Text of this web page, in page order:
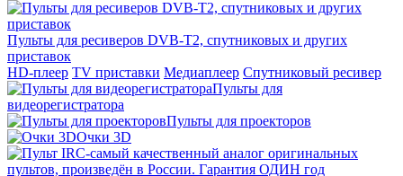
Пульты для ресиверов DVB-T2, спутниковых и других
приставок
HD-плеер TV приставки Медиаплеер Спутниковый ресивер
Пульты для
видеорегистратора
Пульты для проекторов
Очки 3D